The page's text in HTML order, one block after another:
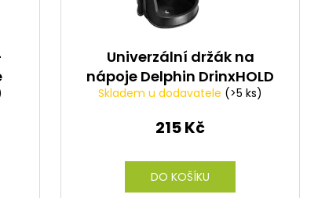
Univerzální držák na
nápoje Delphin DrinxHOLD
Skladem u dodavatele (>5 ks)
215 Kč
DO KOŠÍKU